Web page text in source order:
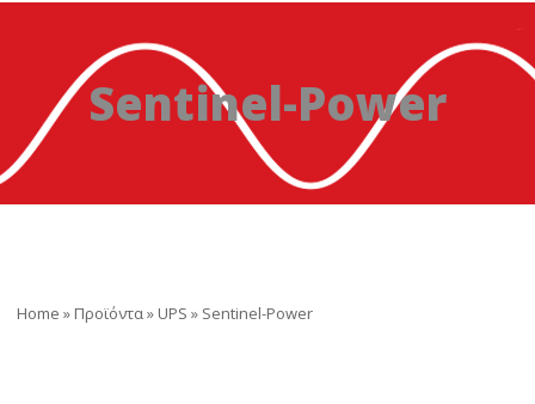
Sentinel-Power
Home » Προϊόντα» UPS » Sentinel-Power